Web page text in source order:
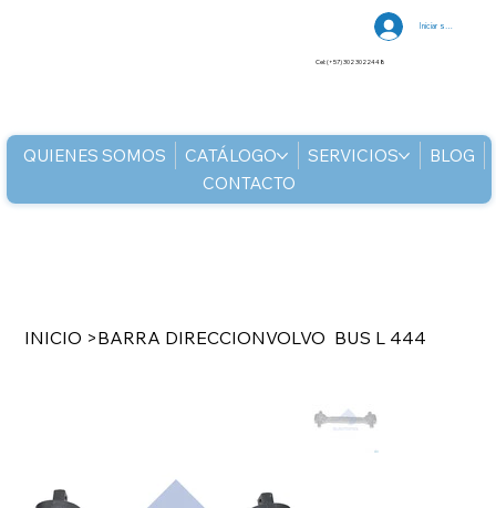
QUIENES SOMOS CATÁLOGO SERVICIOS
BLOG
CONTACTO
Iniciar sesión
Cel: (+57) 302 3022448
INICIO >BARRA DIRECCIONVOLVO BUS L 444